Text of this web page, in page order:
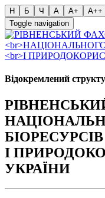
Toggle navigation
Відокремлений
БІОРЕСУРСІВ
І
УКРАЇНИ